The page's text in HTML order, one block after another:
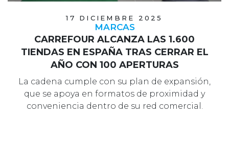
17 DICIEMBRE 2025
MARCAS
CARREFOUR ALCANZA LAS 1.600
TIENDAS EN ESPAÑA TRAS CERRAR EL
AÑO CON 100 APERTURAS
La cadena cumple con su plan de expansión,
que se apoya en formatos de proximidad y
conveniencia dentro de su red comercial.